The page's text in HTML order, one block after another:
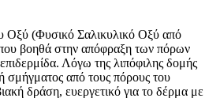
Οξύ (Φυσικό Σαλικυλικό Οξύ από
που βοηθά στην απόφραξη των πόρων
Λόγω της λιπόφιλης δομής
σμήγματος από τους πόρους του
δράση, ευεργετικό για το δέρμα με